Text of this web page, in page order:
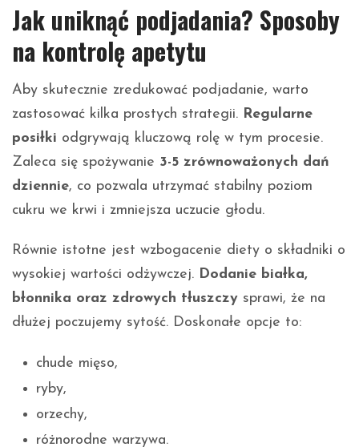
Jak uniknąć podjadania? Sposoby
na kontrolę apetytu
Aby skutecznie zredukować podjadanie, warto
zastosować kilka prostych strategii. Regularne
posiłki odgrywają kluczową rolę w tym procesie.
Zaleca się spożywanie 3-5 zrównoważonych dań
dziennie, co pozwala utrzymać stabilny poziom
cukru we krwi i zmniejsza uczucie głodu.
Równie istotne jest wzbogacenie diety o składniki o
wysokiej wartości odżywczej. Dodanie białka,
błonnika oraz zdrowych tłuszczy sprawi, że na
dłużej poczujemy sytość. Doskonałe opcje to:
chude mięso,
ryby,
orzechy,
różnorodne warzywa.